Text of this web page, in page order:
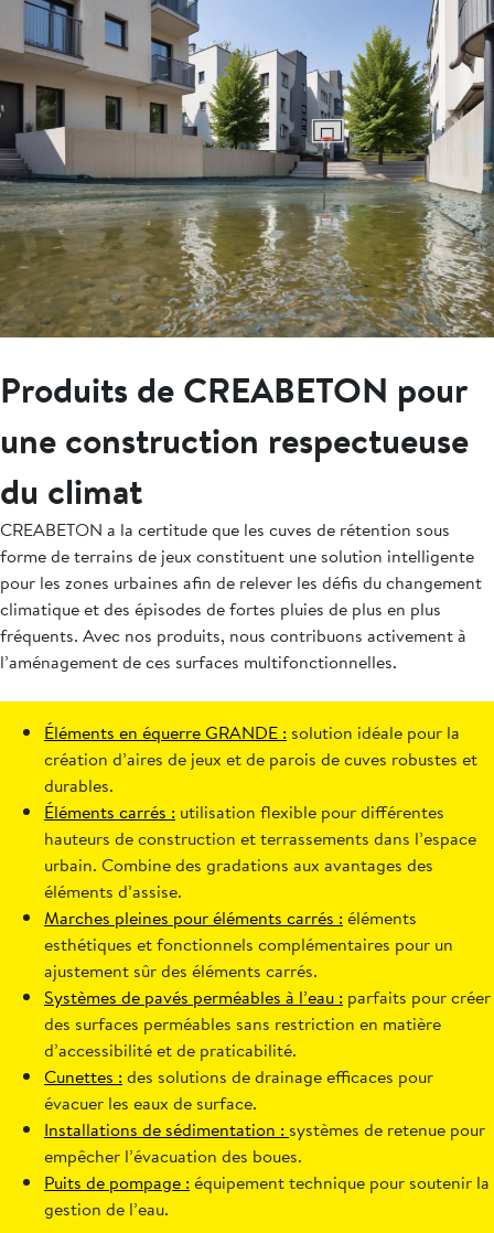
Produits de CREABETON pour
une construction respectueuse
du climat
CREABETON a la certitude que les cuves de rétention sous
forme de terrains de jeux constituent une solution intelligente
pour les zones urbaines afin de relever les défis du changement
climatique et des épisodes de fortes pluies de plus en plus
fréquents. Avec nos produits, nous contribuons activement à
l’aménagement de ces surfaces multifonctionnelles.
Éléments en équerre GRANDE : solution idéale pour la
création d’aires de jeux et de parois de cuves robustes et
durables.
Éléments carrés : utilisation flexible pour différentes
hauteurs de construction et terrassements dans l’espace
urbain. Combine des gradations aux avantages des
éléments d’assise.
Marches pleines pour éléments carrés : éléments
esthétiques et fonctionnels complémentaires pour un
ajustement sûr des éléments carrés.
Systèmes de pavés perméables à l’eau : parfaits pour créer
des surfaces perméables sans restriction en matière
d’accessibilité et de praticabilité.
Cunettes : des solutions de drainage efficaces pour
évacuer les eaux de surface.
Installations de sédimentation : systèmes de retenue pour
empêcher l’évacuation des boues.
Puits de pompage : équipement technique pour soutenir la
gestion de l’eau.